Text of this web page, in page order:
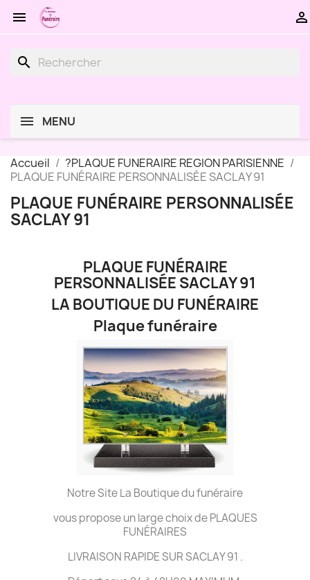
 
search
MENU
Accueil
?PLAQUE FUNERAIRE REGION PARISIENNE
PLAQUE FUNÉRAIRE PERSONNALISÉE SACLAY 91
PLAQUE FUNÉRAIRE PERSONNALISÉE
SACLAY 91
PLAQUE FUNÉRAIRE
PERSONNALISÉE SACLAY 91
LA BOUTIQUE DU FUNÉRAIRE
Plaque funéraire
Notre Site La Boutique du funéraire
vous propose un large choix de PLAQUES
FUNÉRAIRES
LIVRAISON RAPIDE SUR SACLAY 91 .